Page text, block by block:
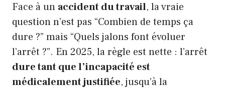
Face à un accident du travail, la vraie
question n’est pas “Combien de temps ça
dure ?” mais “Quels jalons font évoluer
l’arrêt ?”. En 2025, la règle est nette : l’arrêt
dure tant que l’incapacité est
médicalement justifiée, jusqu’à la